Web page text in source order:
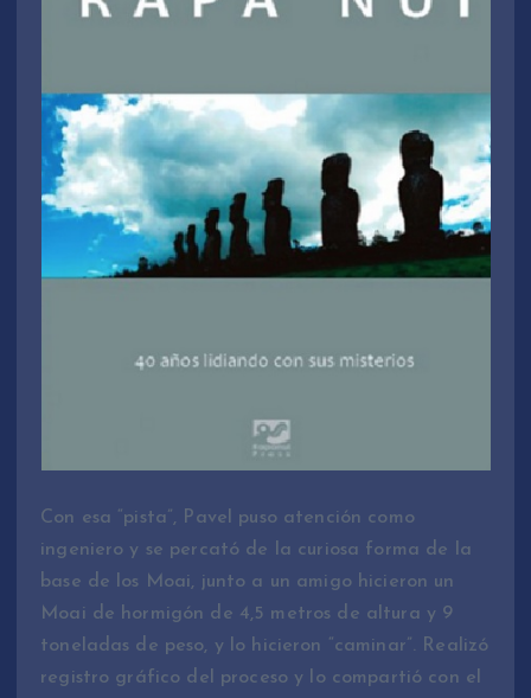
Con esa “pista”, Pavel puso atención como
ingeniero y se percató de la curiosa forma de la
base de los Moai, junto a un amigo hicieron un
Moai de hormigón de 4,5 metros de altura y 9
toneladas de peso, y lo hicieron “caminar”. Realizó
registro gráfico del proceso y lo compartió con el